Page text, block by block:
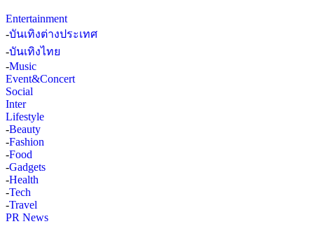
Entertainment
-บันเทิงต่างประเทศ
-บันเทิงไทย
-Music
Event&Concert
Social
Inter
Lifestyle
-Beauty
-Fashion
-Food
-Gadgets
-Health
-Tech
-Travel
PR News